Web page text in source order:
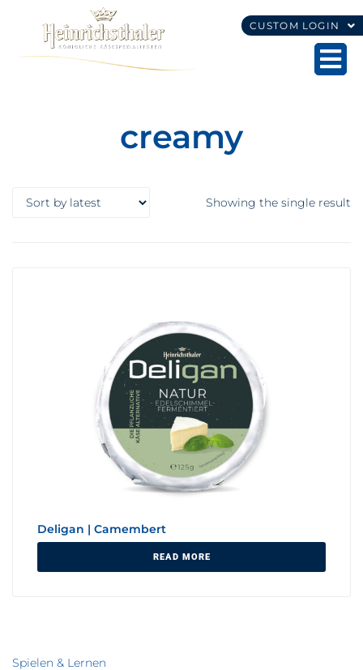
CUSTOM LOGIN
creamy
Showing the single result
Deligan | Camembert
READ MORE
Spielen & Lernen